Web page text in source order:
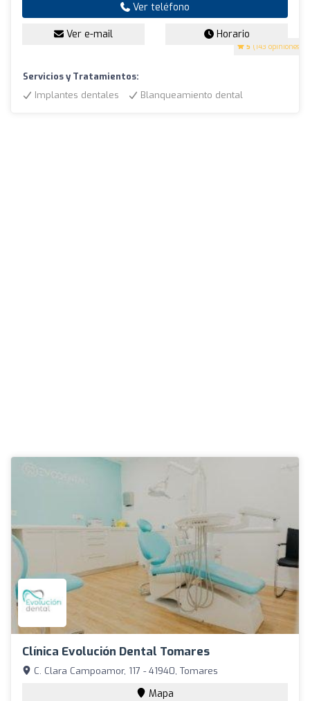
5 (143 opiniones)
Ver teléfono
Ver e-mail Horario
Servicios y Tratamientos:
Implantes dentales
Blanqueamiento dental
Clínica Evolución Dental Tomares
C. Clara Campoamor, 117 - 41940, Tomares
Mapa